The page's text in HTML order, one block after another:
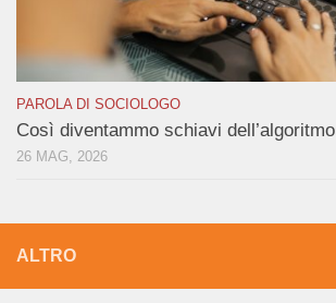
PAROLA DI SOCIOLOGO
Così diventammo schiavi dell’algoritmo
26 MAG, 2026
ALTRO